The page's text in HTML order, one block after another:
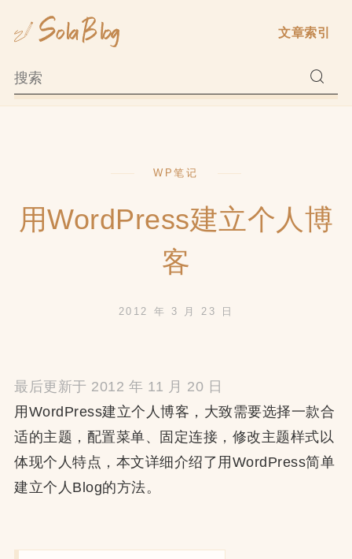
文章索引
WP笔记
用WordPress建立个人博
客
2012 年 3 月 23 日
最后更新于 2012 年 11 月 20 日
用WordPress建立个人博客，大致需要选择一款合
适的主题，配置菜单、固定连接，修改主题样式以
体现个人特点，本文详细介绍了用WordPress简单
建立个人Blog的方法。